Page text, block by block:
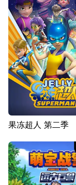
果冻超人 第二季